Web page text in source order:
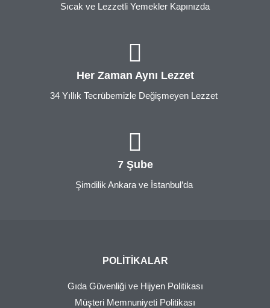
Sıcak ve Lezzetli Yemekler Kapınızda
Her Zaman Aynı Lezzet
34 Yıllık Tecrübemizle Değişmeyen Lezzet
7 Şube
Şimdilik Ankara ve İstanbul’da
POLITIKALAR
Gıda Güvenliği ve Hijyen Politikası
Müşteri Memnuniyeti Politikası